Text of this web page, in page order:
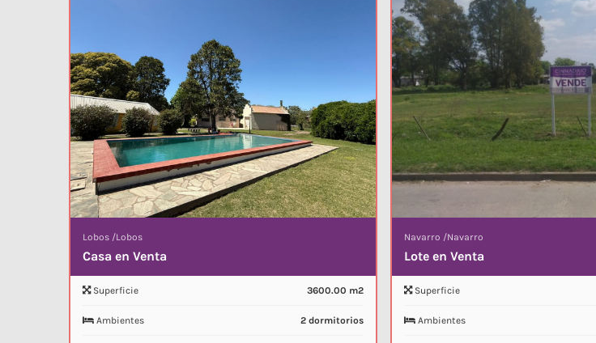
Lobos /Lobos
Casa en Venta
Superficie 3600.00 m2
Ambientes 2 dormitorios
Navarro /Navarro
Lote en Venta
Superficie
Ambientes